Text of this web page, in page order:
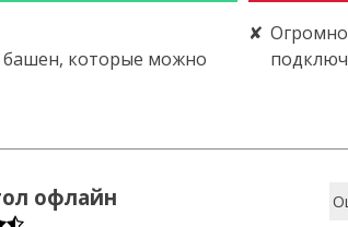
которые можно
офлайн